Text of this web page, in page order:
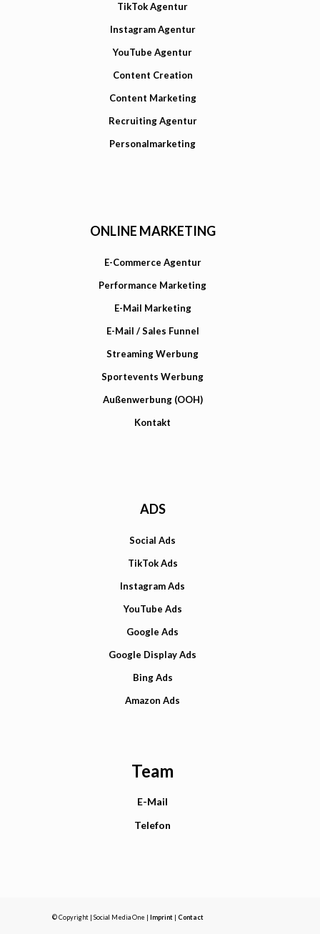
TikTok Agentur
Instagram Agentur
YouTube Agentur
Content Creation
Content Marketing
Recruiting Agentur
Personalmarketing
ONLINE MARKETING
E-Commerce Agentur
Performance Marketing
E-Mail Marketing
E-Mail / Sales Funnel
Streaming Werbung
Sportevents Werbung
Außenwerbung (OOH)
Kontakt
ADS
Social Ads
TikTok Ads
Instagram Ads
YouTube Ads
Google Ads
Google Display Ads
Bing Ads
Amazon Ads
Team
E-Mail
Telefon
© Copyright | Social Media One | Imprint| Contact